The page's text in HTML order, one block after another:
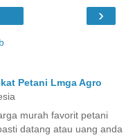
›
Petani Lmga Agro
murah favorit petani
datang atau uang anda